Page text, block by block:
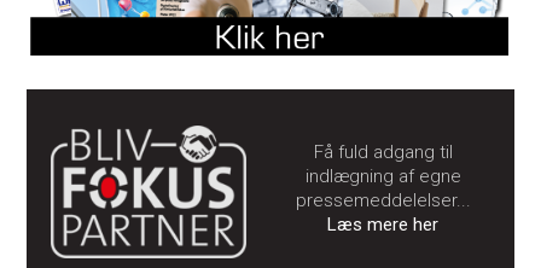
Få fuld adgang til
indlægning af egne
pressemeddelelser...
Læs mere her